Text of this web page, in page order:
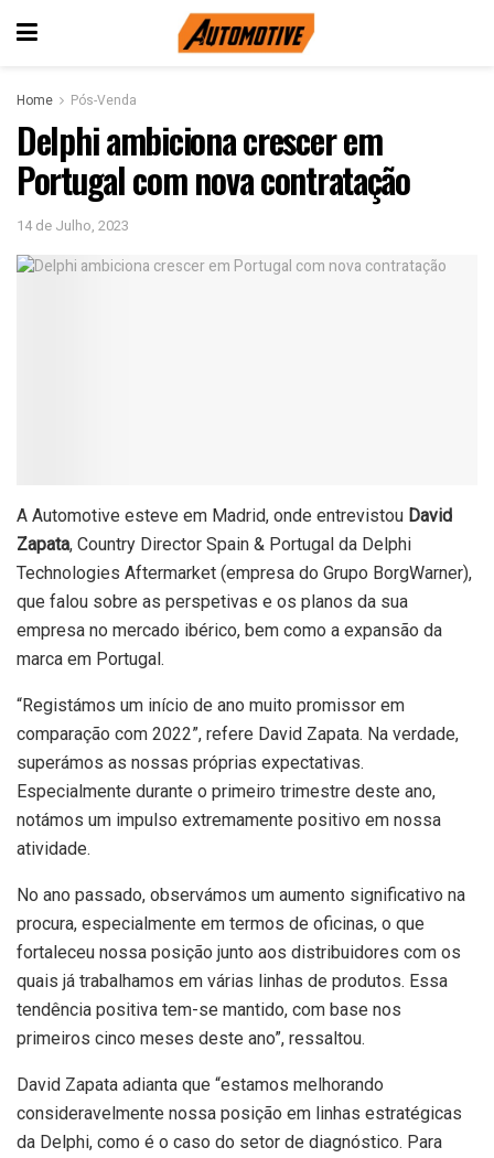
Home Pós-Venda
Delphi ambiciona crescer em
Portugal com nova contratação
14 de Julho, 2023
A Automotive esteve em Madrid, onde entrevistou David
Zapata, Country Director Spain & Portugal da Delphi
Technologies Aftermarket (empresa do Grupo BorgWarner),
que falou sobre as perspetivas e os planos da sua
empresa no mercado ibérico, bem como a expansão da
marca em Portugal.
“Registámos um início de ano muito promissor em
comparação com 2022”, refere David Zapata. Na verdade,
superámos as nossas próprias expectativas.
Especialmente durante o primeiro trimestre deste ano,
notámos um impulso extremamente positivo em nossa
atividade.
No ano passado, observámos um aumento significativo na
procura, especialmente em termos de oficinas, o que
fortaleceu nossa posição junto aos distribuidores com os
quais já trabalhamos em várias linhas de produtos. Essa
tendência positiva tem-se mantido, com base nos
primeiros cinco meses deste ano”, ressaltou.
David Zapata adianta que “estamos melhorando
consideravelmente nossa posição em linhas estratégicas
da Delphi, como é o caso do setor de diagnóstico. Para